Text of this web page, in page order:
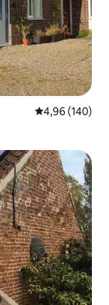
Середня
4,96 (140)